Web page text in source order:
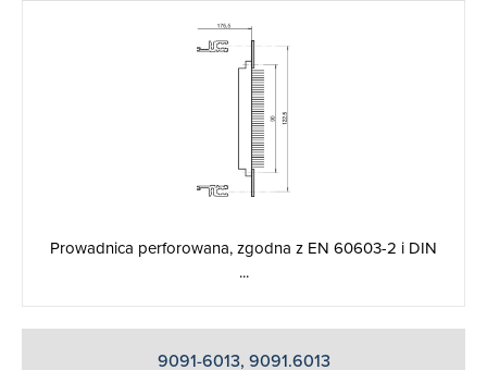
Prowadnica perforowana, zgodna z EN 60603-2 i DIN
...
9091-6013, 9091.6013